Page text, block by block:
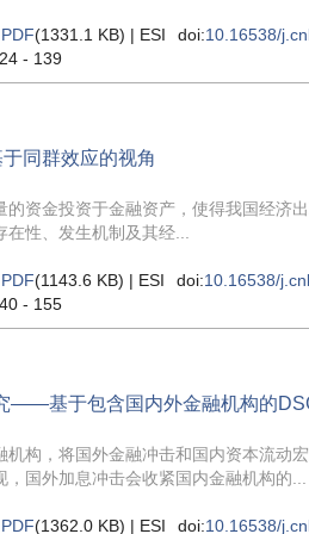
(1331.1 KB) | ESI doi:10.16538/
- 139
同群效应的视角
资金投资于金融资产，使得我国经济
性、发生机制及其经...
(1143.6 KB) | ESI doi:10.16538/
- 155
——基于包含国内外金融机构的
构，将国外金融冲击和国内资本流动
国外加息冲击会收紧国内金融机构的...
(1362.0 KB) | ESI doi:10.16538/